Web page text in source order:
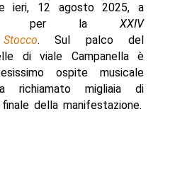
ieri, 12 agosto 2025, a
laXXIV
. Sul palco del
di viale Campanella è
ospite musicale
richiamato migliaia di
della manifestazione.